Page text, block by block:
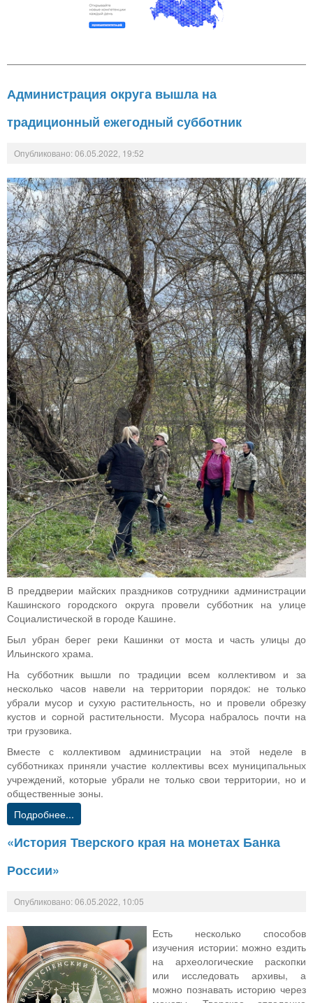
Администрация округа вышла на
традиционный ежегодный субботник
Опубликовано: 06.05.2022, 19:52
В преддверии майских праздников сотрудники администрации
Кашинского городского округа провели субботник на улице
Социалистической в городе Кашине.
Был убран берег реки Кашинки от моста и часть улицы до
Ильинского храма.
На субботник вышли по традиции всем коллективом и за
несколько часов навели на территории порядок: не только
убрали мусор и сухую растительность, но и провели обрезку
кустов и сорной растительности. Мусора набралось почти на
три грузовика.
Вместе с коллективом администрации на этой неделе в
субботниках приняли участие коллективы всех муниципальных
учреждений, которые убрали не только свои территории, но и
общественные зоны.
Подробнее...
«История Тверского края на монетах Банка
России»
Опубликовано: 06.05.2022, 10:05
Есть несколько способов
изучения истории: можно ездить
на археологические раскопки
или исследовать архивы, а
можно познавать историю через